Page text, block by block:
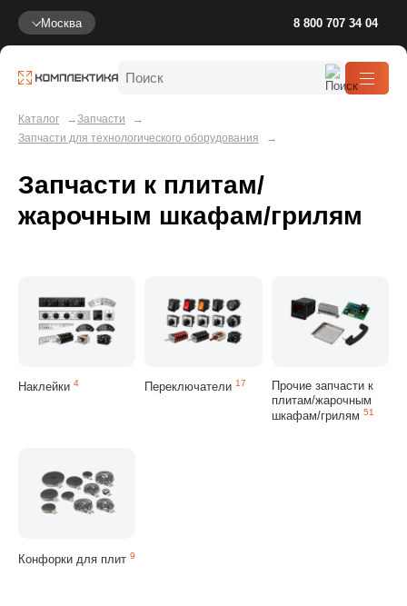
Москва 8 800 707 34 04
Каталог
Запчасти
Запчасти для технологического оборудования
Запчасти к плитам/
жарочным шкафам/грилям
Наклейки 4 Переключатели17
Прочие запчасти к
плитам/жарочным
шкафам/грилям 51
Конфорки для плит 9